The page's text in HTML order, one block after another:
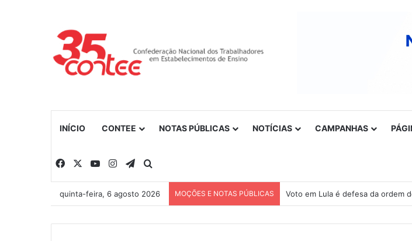
INÍCIO CONTEE NOTAS PÚBLICAS NOTÍCIAS CAMPANHAS
Facebook YouTubeInstagramTelegram
quinta-feira, 6 agosto 2026 MOÇÕES E NOTAS PÚBLICAS Voto em Lula é defesa da ordem